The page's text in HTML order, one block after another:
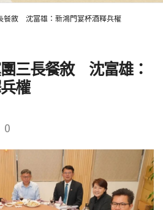
餐敘 沈富雄：新鴻門宴杯酒釋兵權
三長餐敘 沈富雄：
權
0